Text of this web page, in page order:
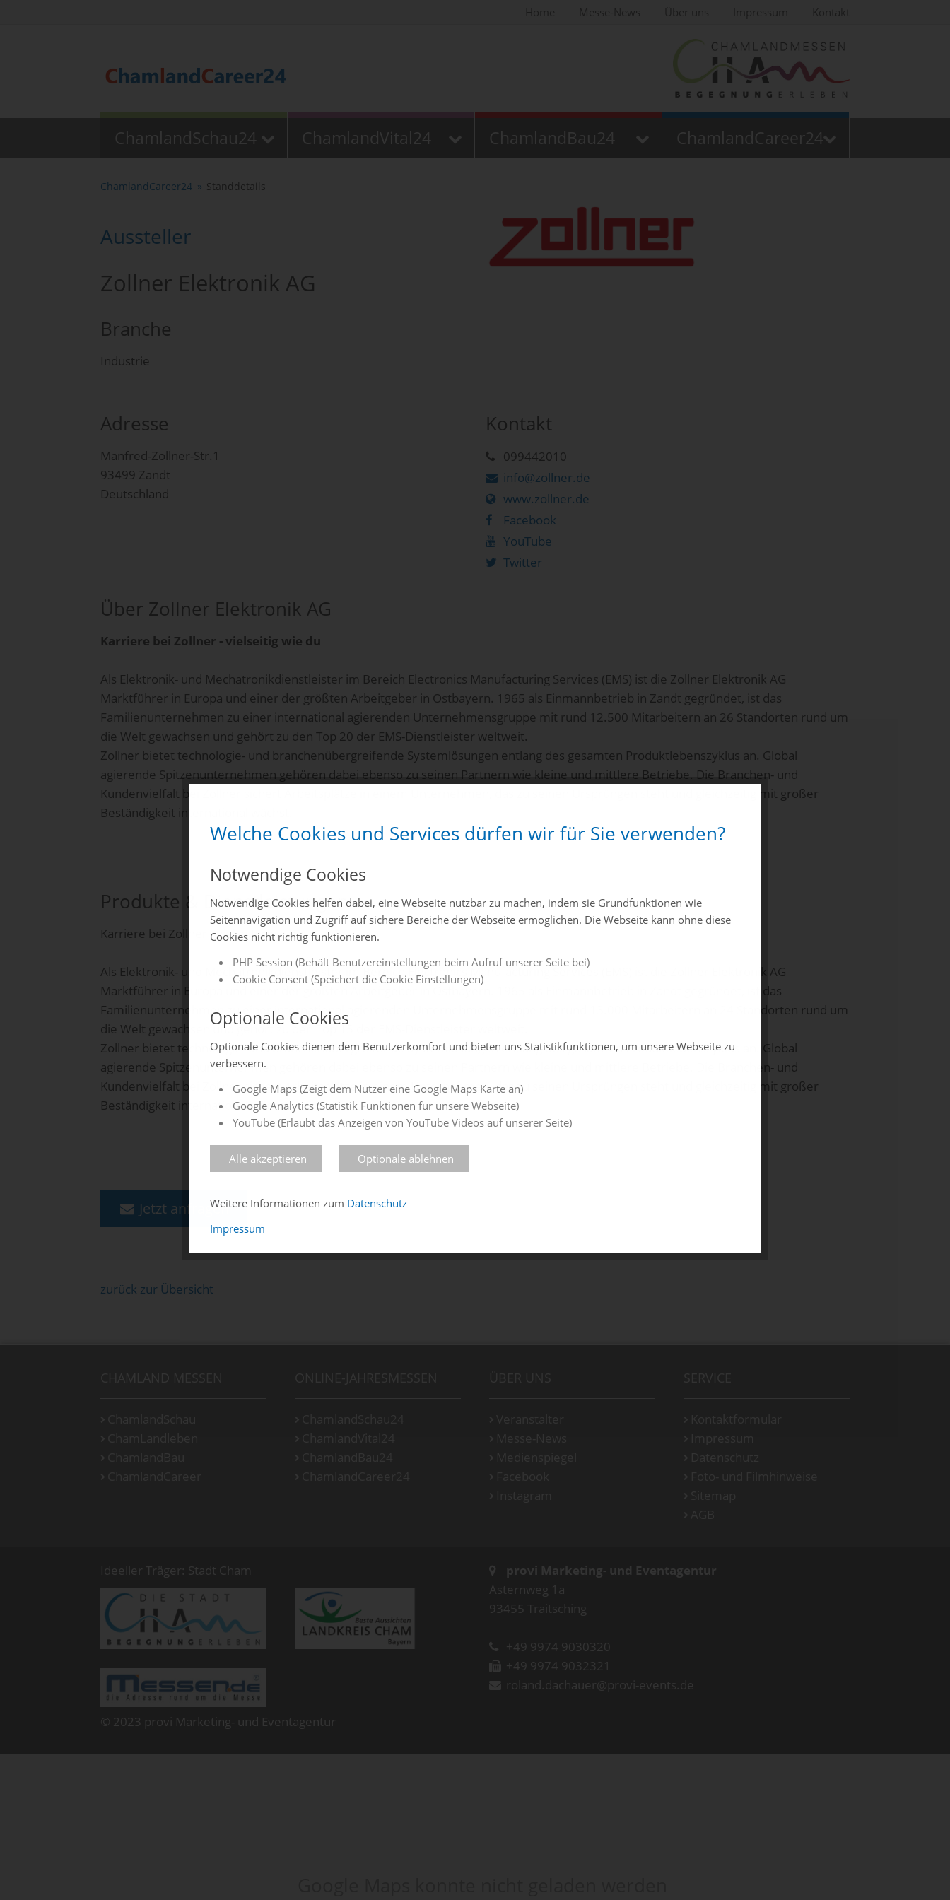
ChamlandSchau24 ChamlandVital24 ChamlandBau24 ChamlandCareer24
ChamlandCareer24 Standdetails
Aussteller
Zollner Elektronik AG
Branche
Industrie
Adresse
Manfred-Zollner-Str.1
93499 Zandt
Deutschland
Kontakt
099442010
info@zollner.de
www.zollner.de
Facebook
YouTube
Twitter
Über Zollner Elektronik AG
Karriere bei Zollner - vielseitig wie du
Als Elektronik- und Mechatronikdienstleister im Bereich Electronics Manufacturing Services (EMS) ist die Zollner Elektronik AG
Marktführer in Europa und einer der größten Arbeitgeber in Ostbayern. 1965 als Einmannbetrieb in Zandt gegründet, ist das
Familienunternehmen zu einer international agierenden Unternehmensgruppe mit rund 12.500 Mitarbeitern an 26 Standorten rund um
die Welt gewachsen und gehört zu den Top 20 der EMS-Dienstleister weltweit.
Zollner bietet technologie- und branchenübergreifende Systemlösungen entlang des gesamten Produktlebenszyklus an. Global
agierende Spitzenunternehmen gehören dabei ebenso zu seinen Partnern wie kleine und mittlere Betriebe. Die Branchen- und
Kundenvielfalt bei Zollner sichert Arbeitsplätze in einem Unternehmen, das zu seinen Ursprüngen steht und gleichzeitig mit großer
Beständigkeit international wächst.
Produkte & Dienstleistungen
Karriere bei Zollner - vielseitig wie du
Als Elektronik- und Mechatronikdienstleister im Bereich Electronics Manufacturing Services (EMS) ist die Zollner Elektronik AG
Marktführer in Europa und einer der größten Arbeitgeber in Ostbayern. 1965 als Einmannbetrieb in Zandt gegründet, ist das
Familienunternehmen zu einer international agierenden Unternehmensgruppe mit rund 13.000 Mitarbeitern an 24 Standorten rund um
die Welt gewachsen und gehört zu den Top 15 der EMS-Dienstleister weltweit.
Zollner bietet technologie- und branchenübergreifende Systemlösungen entlang des gesamten Produktlebenszyklus an. Global
agierende Spitzenunternehmen gehören dabei ebenso zu seinen Partnern wie kleine und mittlere Betriebe. Die Branchen- und
Kundenvielfalt bei Zollner sichert Arbeitsplätze in einem Unternehmen, das zu seinen Ursprüngen steht und gleichzeitig mit großer
Beständigkeit international wächst.
Jetzt anfragen
zurück zur Übersicht
Ideeller Träger: Stadt Cham
provi Marketing- und Eventagentur
Asternweg 1a
93455 Traitsching
+49 9974 9030320
+49 9974 9032321
roland.dachauer@provi-events.de
© 2023 provi Marketing- und Eventagentur
Welche Cookies und Services dürfen wir für Sie verwenden?
Notwendige Cookies
Notwendige Cookies helfen dabei, eine Webseite nutzbar zu machen, indem sie Grundfunktionen wie
Seitennavigation und Zugriff auf sichere Bereiche der Webseite ermöglichen. Die Webseite kann ohne diese
Cookies nicht richtig funktionieren.
PHP Session (Behält Benutzereinstellungen beim Aufruf unserer Seite bei)
Cookie Consent (Speichert die Cookie Einstellungen)
Optionale Cookies
Optionale Cookies dienen dem Benutzerkomfort und bieten uns Statistikfunktionen, um unsere Webseite zu
verbessern.
Google Maps (Zeigt dem Nutzer eine Google Maps Karte an)
Google Analytics (Statistik Funktionen für unsere Webseite)
YouTube (Erlaubt das Anzeigen von YouTube Videos auf unserer Seite)
Alle akzeptieren Optionale ablehnen
Weitere Informationen zum Datenschutz
Impressum